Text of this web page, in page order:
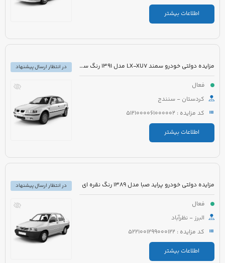
اطلاعات بیشتر
مزایده دولتی خودرو سمند LX-XU7 مدل 1391 رنگ سفید
فعال
کردستان - سنندج
کد مزایده : 5121000061000002
اطلاعات بیشتر
در انتظار ارسال پیشنهاد
مزایده دولتی خودرو پراید صبا مدل 1389 رنگ نقره ای
فعال
البرز - نظرآباد
کد مزایده : 5221001299000122
اطلاعات بیشتر
در انتظار ارسال پیشنهاد